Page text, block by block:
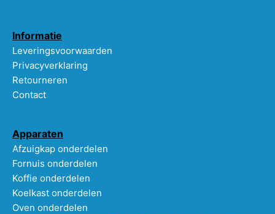
Informatie
Leveringsvoorwaarden
Privacyverklaring
Retourneren
Contact
Apparaten
Afzuigkap onderdelen
Fornuis onderdelen
Koffie onderdelen
Koelkast onderdelen
Oven onderdelen